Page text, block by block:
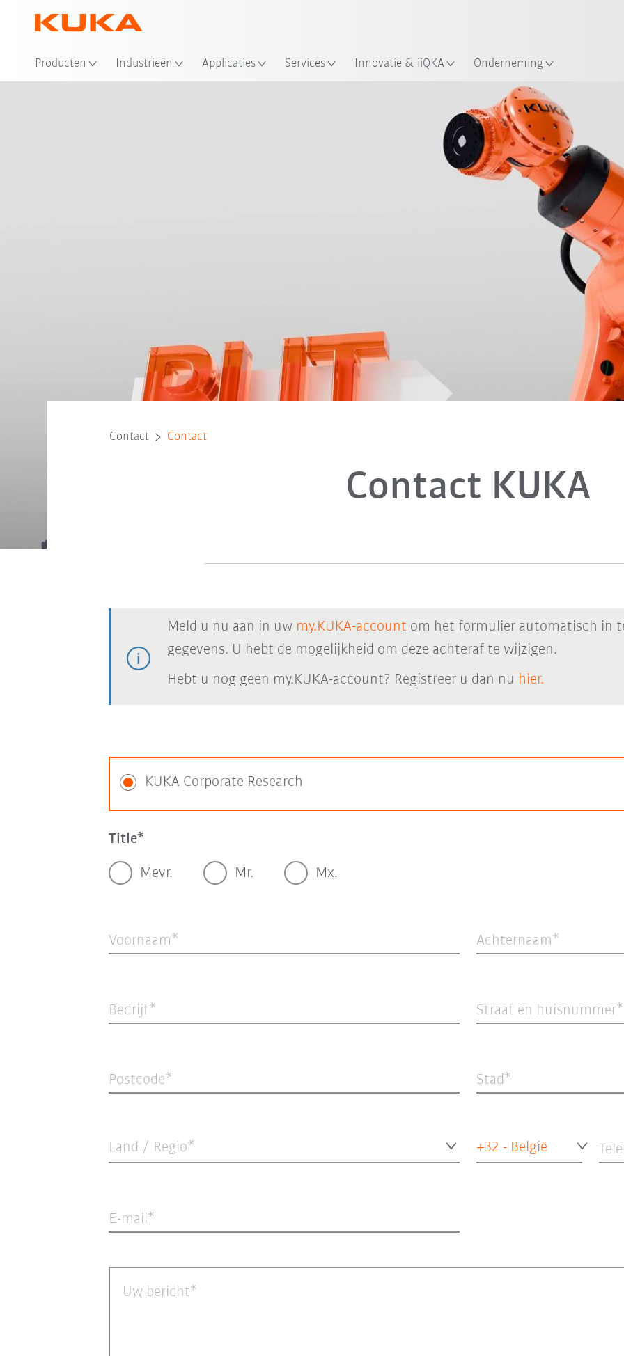
Producten Industrieën Applicaties Services Innovatie & iiQKA Onderneming
Contact Contact
Contact KUKA
Meld u nu aan in uw my.KUKA-account om het formulier automatisch in
gegevens. U hebt de mogelijkheid om deze achteraf te wijzigen.
Hebt u nog geen my.KUKA-account? Registreer u dan nu hier.
KUKA Corporate Research
Title
Mevr. Mr. Mx.
Voornaam Achternaam
Bedrijf Straat en huisnummer
Postcode Stad
Land / Regio* +32 - België
E-mail
Uw bericht